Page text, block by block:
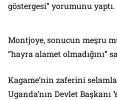
göstergesi” yorumunu yaptı.
Montjoye, sonucun meşru
“hayra alamet olmadığını”
Kagame’nin zaferini
Uganda’nın Devlet